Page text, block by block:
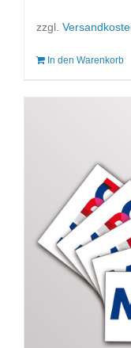
zzgl.
In den Warenkorb